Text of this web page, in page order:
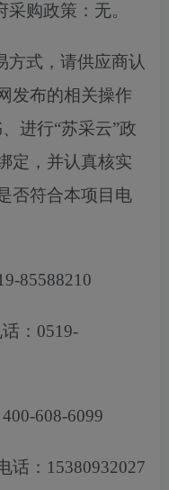
购政策：无。
方式，请供应商认
发布的相关操作
进行“苏采云”政
定，并认真核实
否符合本项目电
85588210
：0519-
608-6099
话： 15380932027